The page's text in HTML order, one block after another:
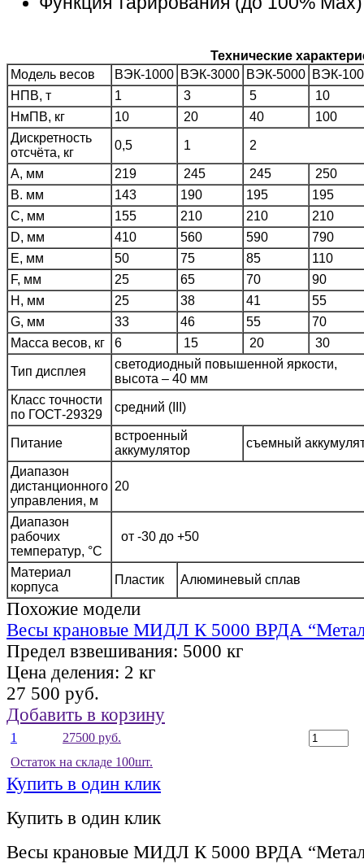
Технические
Модель весов
ВЭК-1000 ВЭК-3000 ВЭК-5000 ВЭК-
НПВ, т
1 3 5
10
НмПВ, кг
10 20 40
100
Дискретность
отсчёта, кг
0,5 1 2
A, мм 219 245 245
250
B. мм
143 190 195
195
С, мм
155 210 210
210
D, мм
410 560 590
790
Е, мм
50 75 85
110
F, мм
25 65 70
90
H, мм
25 38 41
55
G, мм
33 46 55
70
Масса весов, кг
6 15 20 30
Тип дисплея
светодиодный повышенной яркости,
высота – 40 мм
Класс точности
по ГОСТ-29329
средний (III)
Питание
встроенный
аккумулятор
съемный
Диапазон
дистанционного
управления, м
20
Диапазон
рабочих
температур, °C
от -30 до +50
Материал
корпуса
Пластик Алюминевый сплав
Похожие модели
Весы крановые МИДЛ К 5000 ВРДА
Предел взвешивания: 5000 кг
Цена деления: 2 кг
27 500 руб.
Добавить в корзину
1
27500 руб.
Остаток на складе 100шт.
Купить в один клик
Купить в один клик
Весы крановые МИДЛ К 5000 ВРДА